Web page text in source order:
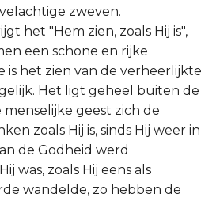
zweven.
het "Hem zien, zoals Hij is",
een schone en rijke
is het zien van de verheerlijkte
Het ligt geheel buiten de
geest zich de
zoals Hij is, sinds Hij weer in
de Godheid werd
was, zoals Hij eens als
wandelde, zo hebben de